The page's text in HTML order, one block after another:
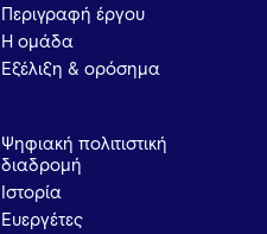
Περιγραφή έργου
Η ομάδα
Εξέλιξη & ορόσημα
Ψηφιακή πολιτιστική
διαδρομή
Ιστορία
Ευεργέτες